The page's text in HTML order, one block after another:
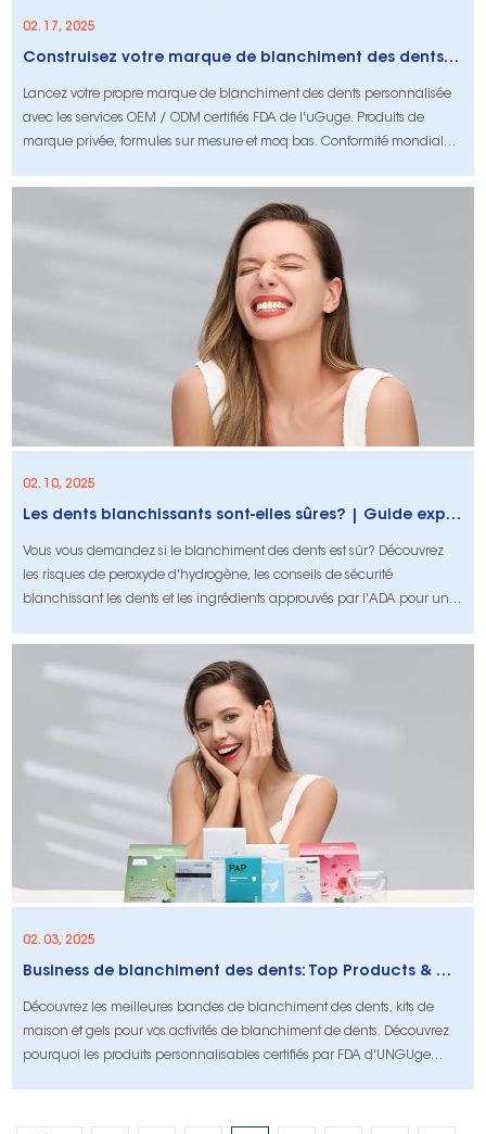
02. 17, 2025
Construisez votre marque de blanchiment des dents personnalisée | Solutions OEUG OEM
Lancez votre propre marque de blanchiment des dents personnalisée
avec les services OEM / ODM certifiés FDA de l'uGuge. Produits de
marque privée, formules sur mesure et moq bas. Conformité mondiale
02. 10, 2025
Les dents blanchissants sont-elles sûres? | Guide expert sur le blanchiment sûr (2025)
Vous vous demandez si le blanchiment des dents est sûr? Découvrez
les risques de peroxyde d'hydrogène, les conseils de sécurité
blanchissant les dents et les ingrédients approuvés par l'ADA pour un
02. 03, 2025
Business de blanchiment des dents: Top Products & Onuge Solutions | 2025
Découvrez les meilleures bandes de blanchiment des dents, kits de
maison et gels pour vos activités de blanchiment de dents. Découvrez
pourquoi les produits personnalisables certifiés par FDA d'UNGUge